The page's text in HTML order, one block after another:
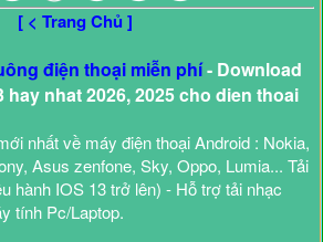
[ < Trang Chủ ]
điện thoại miễn phí- Download
nhat 2026, 2025 cho dien thoai
nhất về máy điện thoại Android : Nokia,
Asus zenfone, Sky, Oppo, Lumia... Tải
hành IOS 13 trở lên) - Hỗ trợ tải nhạc
tính Pc/Laptop.